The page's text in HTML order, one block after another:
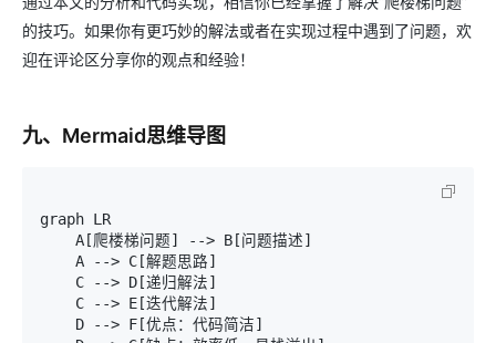
的技巧。如果你有更巧妙的解法或者在实现过程中遇到了问题，欢
迎在评论区分享你的观点和经验！
九、Mermaid思维导图
graph LR